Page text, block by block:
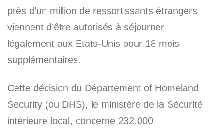
près d’un million de ressortissants étrangers
viennent d’être autorisés à séjourner
légalement aux Etats-Unis pour 18 mois
supplémentaires.
Cette décision du Département of Homeland
Security (ou DHS), le ministère de la Sécurité
intérieure local, concerne 232.000